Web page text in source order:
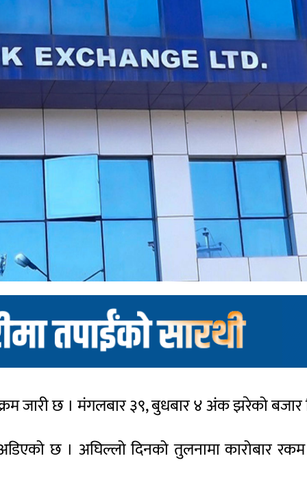
जारी छ । मंगलबार ३९, बुधबार ४ अंक झरेको
छ । अघिल्लो दिनको तुलनामा कारोबार